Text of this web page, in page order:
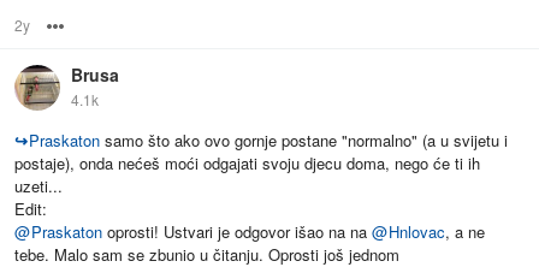
2y
Brusa
4.1k
↪Praskaton samo što ako ovo gornje postane "normalno" (a u svijetu i
postaje), onda nećeš moći odgajati svoju djecu doma, nego će ti ih
uzeti...
Edit:
@Praskaton oprosti! Ustvari je odgovor išao na na @Hnlovac, a ne
tebe. Malo sam se zbunio u čitanju. Oprosti još jednom